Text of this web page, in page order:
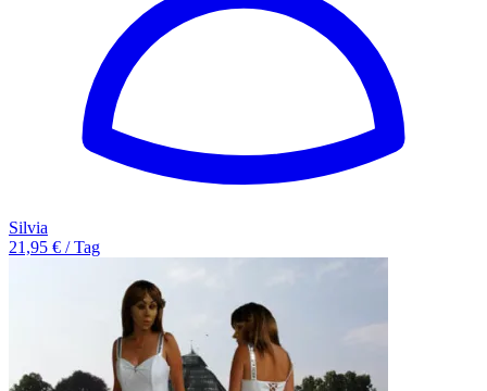
Silvia
21,95 € / Tag